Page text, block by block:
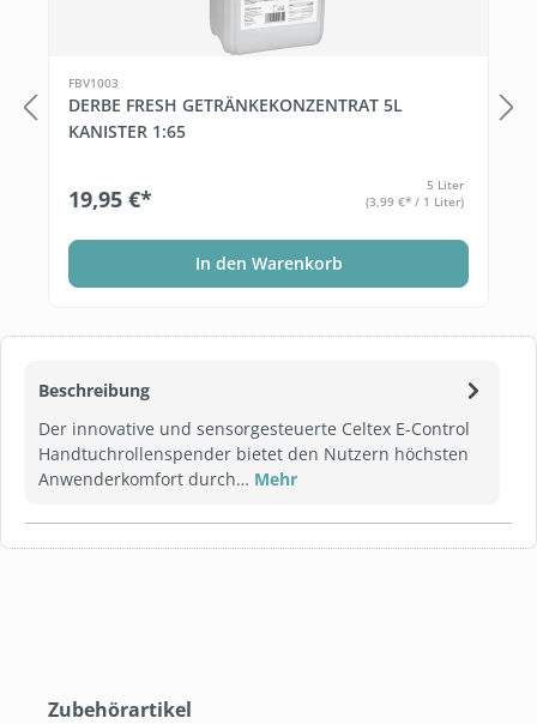
Beschreibung
Der innovative und sensorgesteuerte Celtex E-Control
Handtuchrollenspender bietet den Nutzern höchsten
Anwenderkomfort durch… Mehr
FBV1003
DERBE FRESH GETRÄNKEKONZENTRAT 5L
KANISTER 1:65
19,95 €*
5 Liter
(3,99 €* / 1 Liter)
In den Warenkorb
Produktgalerie überspringen
Zubehörartikel